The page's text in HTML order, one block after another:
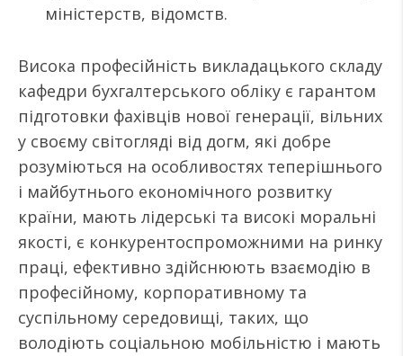
міністерств, відомств.
Висока професійність викладацького складу
кафедри бухгалтерського обліку є гарантом
підготовки фахівців нової генерації, вільних
у своєму світогляді від догм, які добре
розуміються на особливостях теперішнього
і майбутнього економічного розвитку
країни, мають лідерські та високі моральні
якості, є конкурентоспроможними на ринку
праці, ефективно здійснюють взаємодію в
професійному, корпоративному та
суспільному середовищі, таких, що
володіють соціальною мобільністю і мають